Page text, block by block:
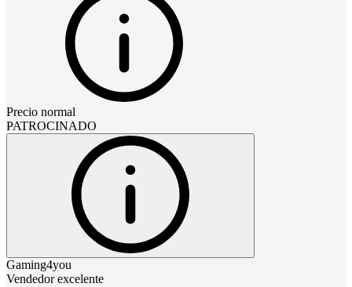
Precio normal
PATROCINADO
Gaming4you
Vendedor excelente